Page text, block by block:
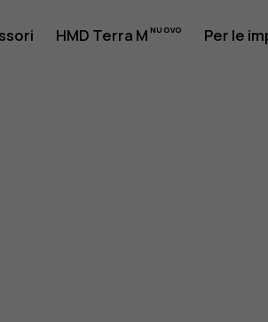
HMD Terra M Per le